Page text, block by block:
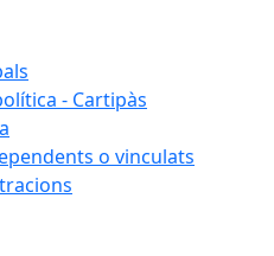
- Cartipàs
o vinculats